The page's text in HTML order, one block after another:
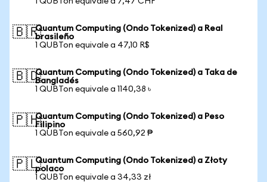
🇧🇷Quantum Computing (Ondo Tokenized) a Real
brasileño
1 QUBTon equivale a 47,10 R$
🇧🇩Quantum Computing (Ondo Tokenized) a Taka de
Bangladés
1 QUBTon equivale a 1140,38 ৳
🇵🇭Quantum Computing (Ondo Tokenized) a Peso
Filipino
1 QUBTon equivale a 560,92 ₱
🇵🇱Quantum Computing (Ondo Tokenized) a Złoty
polaco
1 QUBTon equivale a 34,33 zł